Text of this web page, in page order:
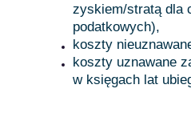
zyskiem/stratą dla
podatkowych),
koszty
koszty uznawane
w księgach lat